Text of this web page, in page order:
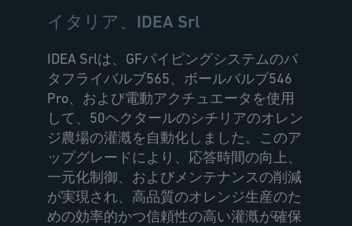
イタリア、IDEA Srl
IDEA Srlは、GFパイピングシステムのバ
タフライバルブ565、ボールバルブ546
Pro、および電動アクチュエータを使用
して、50ヘクタールのシチリアのオレン
ジ農場の灌漑を自動化しました。このア
ップグレードにより、応答時間の向上、
一元化制御、およびメンテナンスの削減
が実現され、高品質のオレンジ生産のた
めの効率的かつ信頼性の高い灌漑が確保